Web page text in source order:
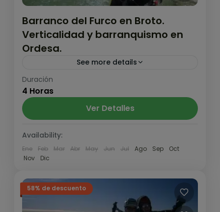
Barranco del Furco en Broto.
Verticalidad y barranquismo en
Ordesa.
See more details
Barranco vertical e intenso. Es un barranco
que se puede realizar sin experiencia previa
siempre y cuando no nos den miedo las
alturas, ya que...
Medio
Duración
4 Horas
Ver Detalles
Availability:
Ene Feb Mar Abr May Jun Jul Ago Sep
Oct
Nov
Dic
58% de descuento